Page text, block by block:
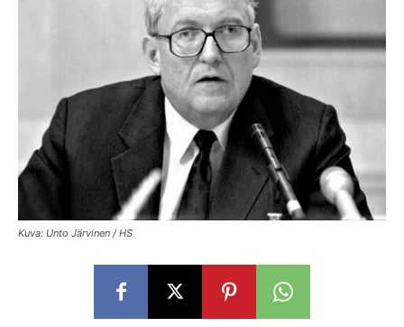
Kuva: Unto Järvinen / HS